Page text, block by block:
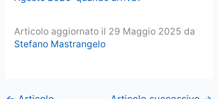
Articolo aggiornato il 29 Maggio 2025 da
Stefano Mastrangelo